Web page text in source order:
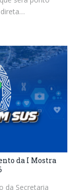
da I Mostra
da Secretaria